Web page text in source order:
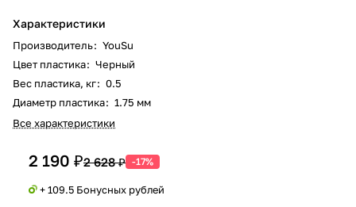
Характеристики
Производитель: YouSu
Цвет пластика: Черный
Вес пластика, кг: 0.5
Диаметр пластика: 1.75 мм
Все характеристики
2 190 ₽2 628 ₽ -17%
+ 109.5 Бонусных рублей